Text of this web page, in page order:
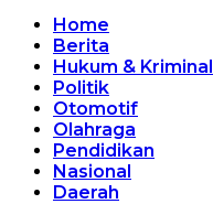
Home
Berita
Hukum & Kriminal
Politik
Otomotif
Olahraga
Pendidikan
Nasional
Daerah